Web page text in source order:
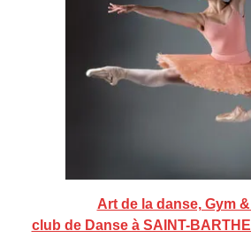
Art de la danse, Gym
club de Danse à SAINT-